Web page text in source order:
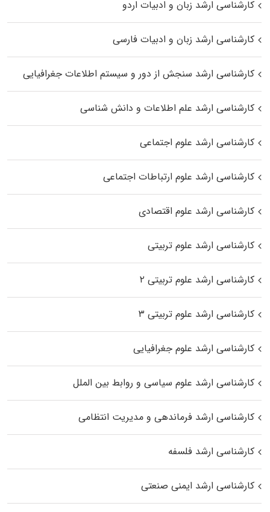
کارشناسی ارشد زبان و ادبیات اردو
کارشناسی ارشد زبان و ادبیات فارسی
کارشناسی ارشد سنجش از دور و سیستم اطلاعات جغرافیایی
کارشناسی ارشد علم اطلاعات و دانش شناسی
کارشناسی ارشد علوم اجتماعی
کارشناسی ارشد علوم ارتباطات اجتماعی
کارشناسی ارشد علوم اقتصادی
کارشناسی ارشد علوم تربیتی
کارشناسی ارشد علوم تربیتی ۲
کارشناسی ارشد علوم تربیتی ۳
کارشناسی ارشد علوم جغرافیایی
کارشناسی ارشد علوم سیاسی و روابط بین الملل
کارشناسی ارشد فرماندهی و مدیریت انتظامی
کارشناسی ارشد فلسفه
کارشناسی ارشد ایمنی صنعتی